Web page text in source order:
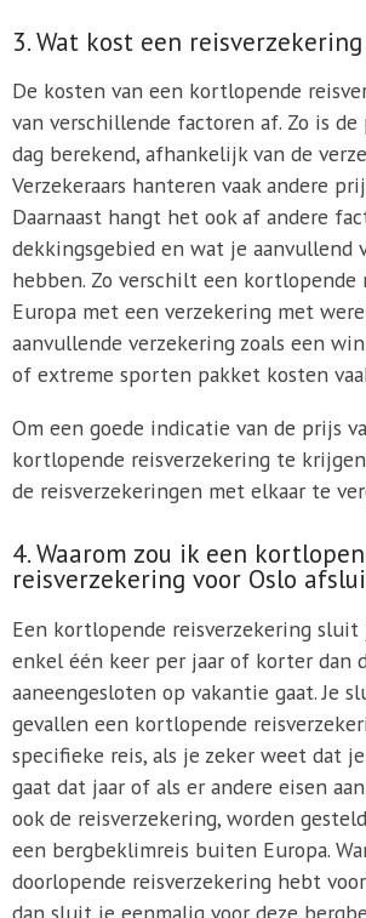
3. Wat kost een
De kosten van een kortlopende
van verschillende factoren af. Zo is de
dag berekend, afhankelijk van de
Verzekeraars hanteren vaak andere
Daarnaast hangt het ook af andere
dekkingsgebied en wat je aanvullend
hebben. Zo verschilt een kortlopende
Europa met een verzekering met
aanvullende verzekering zoals een
of extreme sporten pakket kosten
Om een goede indicatie van de prijs
kortlopende reisverzekering te
de reisverzekeringen met elkaar te
4. Waarom zou ik een
reisverzekering voor Oslo
Een kortlopende reisverzekering
enkel één keer per jaar of korter dan
aaneengesloten op vakantie gaat. Je
gevallen een kortlopende
specifieke reis, als je zeker weet dat
gaat dat jaar of als er andere eisen
ook de reisverzekering, worden
een bergbeklimreis buiten Europa.
doorlopende reisverzekering hebt
dan sluit je eenmalig voor deze